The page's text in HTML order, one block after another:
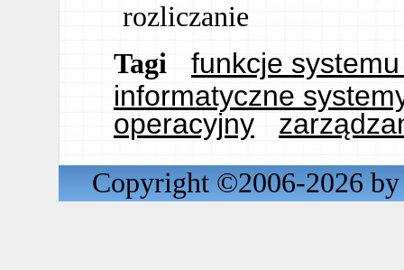
rozliczanie
Tagi
funkcje
informatyczne
operacyjny
Copyright ©2006-2026